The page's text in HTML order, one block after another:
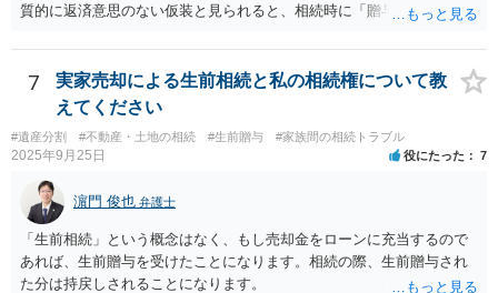
質的に返済意思のない仮装と見られると、相続時に「贈与」と評価さ
法として考えられるものとしては、 ①信託（家族信託・目的信託） 財
産を信託口に移し、受託者（信頼できる友人や専門職）に管理させ、
・生存中はあなたの生活費・介護費に優先充当 ・残余を友人や慈善団
体へ と使途を厳格に指定。相続ではなく信託帰属になるため、子の関
与を大きく排除できます。 ②遺言＋生命保険の組合せ 生活資金は手元
に残し、余剰資金で受取人を友人・団体にした保険を活用。保険金は
相続財産とは別枠で、遺留分対策にも有効と思われます。 ③負担付死
因贈与 「介護・見守り等を条件に、死亡時に財産を渡す」契約。条件
不履行なら無効にでき、老後の安心を担保できます。 ④ 寄附予約＋解
除条件 慈善団体への寄附を予約しつつ、資金不足時は解除できる条項
を設定。 などがあり得るかと思われます。
7
実家売却による生前相続と私の相続権について教
えてください
#遺産分割 #不動産・土地の相続 #生前贈与 #家族間の相続トラブル
2025年9月25日 役にたった 7
濵門 俊也 弁護士
「生前相続」という概念はなく、もし売却金をローンに充当するので
あれば、生前贈与を受けたことになります。相続の際、生前贈与され
た分は持戻しされることになります。